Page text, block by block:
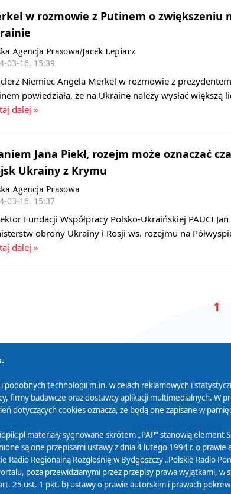
w rozmowie z Putinem o zwiększeniu
Agencja Prasowa/Jacek Lepiarz
03-16, 15:39
Niemiec Angela Merkel w rozmowie z
powiedziała, że na Ukrainę należy wysłać większą
dalej »
Jana Piekł, rozejm może oznaczać
Ukrainy z Krymu
Agencja Prasowa
03-16, 15:37
Fundacji Współpracy Polsko-Ukraińskiej PAUCI
obrony Ukrainy i Rosji ws. rozejmu na
dalej »
1
korzystania z Serwisu
Organizacje Pożytku
Publicznego
podobnych technologii m.in. w celach reklamowych i
firmy badawcze oraz dostawcy aplikacji multimedialnych.
dotyczących cookies oznacza, że będą one zapisane w
materiały sygnowane skrótem „PAP” stanowią
są one przepisami ustawy z dnia 4 lutego 1994 r. o
Radio Regionalną Rozgłośnię w Bydgoszczy „Polskie
poza przewidzianymi przez przepisy prawa wyjątkami,
25 ust. 1 pkt. b) ustawy o prawie autorskim i prawach